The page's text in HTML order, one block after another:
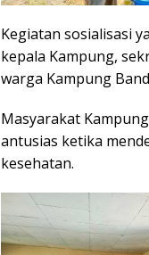
Kegiatan sosialisasi
kepala Kampung,
warga Kampung
Masyarakat
antusias ketika
kesehatan.